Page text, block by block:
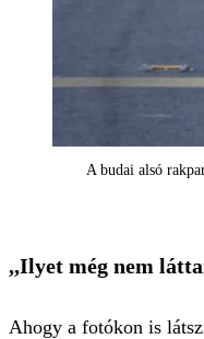
A budai alsó
,,Ilyet még nem
Ahogy a fotókon is